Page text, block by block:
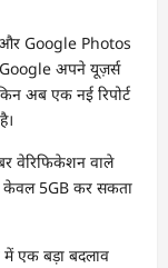
Google Photos
अपने यूज़र्स
अब एक नई रिपोर्ट
वेरिफिकेशन वाले
केवल 5GB कर सकता
में एक बड़ा बदलाव